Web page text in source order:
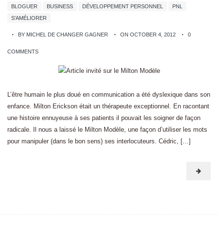
BLOGUER BUSINESS DÉVELOPPEMENT PERSONNEL
PNL
S'AMÉLIORER
BY MICHEL DE CHANGER GAGNER ON OCTOBER 4, 2012 0
COMMENTS
L’être humain le plus doué en communication a été dyslexique dans son
enfance. Milton Erickson était un thérapeute exceptionnel. En racontant
une histoire ennuyeuse à ses patients il pouvait les soigner de façon
radicale. Il nous a laissé le Milton Modèle, une façon d’utiliser les mots
pour manipuler (dans le bon sens) ses interlocuteurs. Cédric, […]